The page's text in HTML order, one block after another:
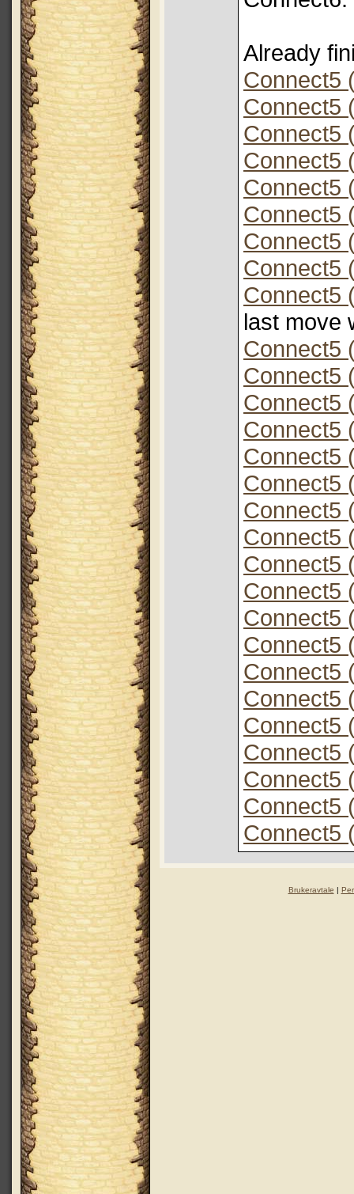
Already
Connect5
Connect5
Connect5
Connect5
Connect5
Connect5
Connect5
Connect5
Connect5
last move
Connect5
Connect5
Connect5
Connect5
Connect5
Connect5
Connect5
Connect5
Connect5
Connect5
Connect5
Connect5
Connect5
Connect5
Connect5
Connect5
Connect5
Connect5
Connect5
Brukeravtale |